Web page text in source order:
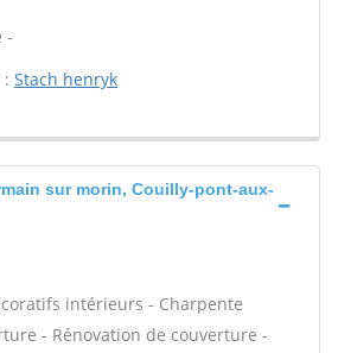
-
Stach henryk
sur morin, Couilly-pont-aux-
intérieurs - Charpente
- Rénovation de couverture -